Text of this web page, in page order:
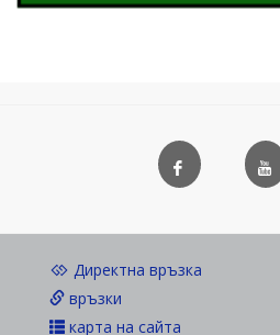
Директна връзка
връзки
карта на сайта